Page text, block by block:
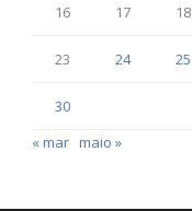
16 17 18
23 24 25
30
« mar maio »